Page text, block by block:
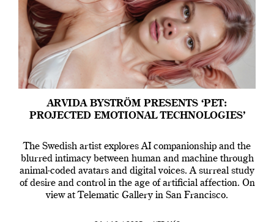
ARVIDA BYSTRÖM PRESENTS ‘PET:
PROJECTED EMOTIONAL TECHNOLOGIES’
The Swedish artist explores AI companionship and the
blurred intimacy between human and machine through
animal-coded avatars and digital voices. A surreal study
of desire and control in the age of artificial affection. On
view at Telematic Gallery in San Francisco.